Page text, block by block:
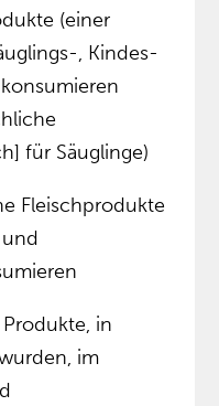
(einer
, Kindes-
für Säuglinge)
Fleischprodukte
in
im